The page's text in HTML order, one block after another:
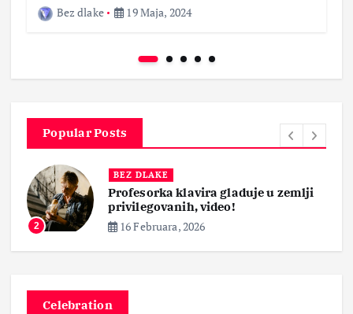
Bez dlake
19 Maja, 2024
Popular Posts
2
BEZ DLAKE
Profesorka klavira gladuje u zemlji
privilegovanih, video!
16 Februara, 2026
Celebration